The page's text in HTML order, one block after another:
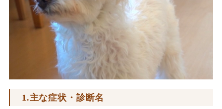
1.主な症状・診断名